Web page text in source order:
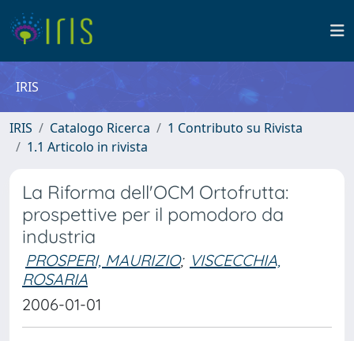
IRIS
IRIS Catalogo Ricerca
1 Contributo su Rivista
1.1 Articolo in rivista
La Riforma dell'OCM Ortofrutta:
prospettive per il pomodoro da
industria
PROSPERI, MAURIZIO; VISCECCHIA,
ROSARIA
2006-01-01